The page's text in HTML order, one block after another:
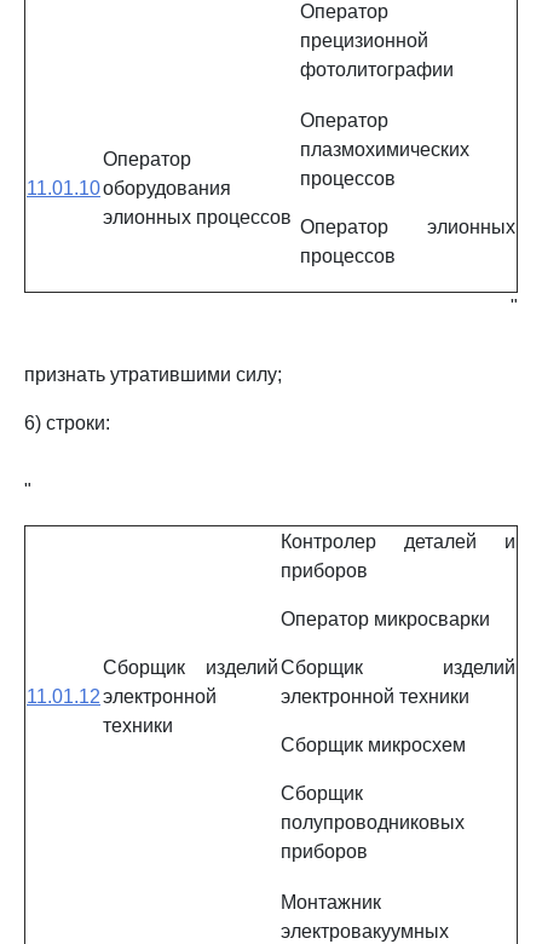
Оператор
прецизионной
фотолитографии
11.01.10
Оператор
оборудования
элионных процессов
Оператор
плазмохимических
процессов
Оператор элионных
процессов
"
признать утратившими силу;
6) строки:
"
11.01.12
Сборщик изделий
электронной
техники
Контролер деталей и
приборов
Оператор микросварки
Сборщик изделий
электронной техники
Сборщик микросхем
Сборщик
полупроводниковых
приборов
Монтажник
электровакуумных